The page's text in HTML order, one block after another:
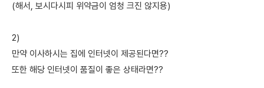
(해서, 보시다시피 위약금이 엄청 크진 않지용)
2)
만약 이사하시는 집에 인터넷이 제공된다면??
또한 해당 인터넷이 품질이 좋은 상태라면??